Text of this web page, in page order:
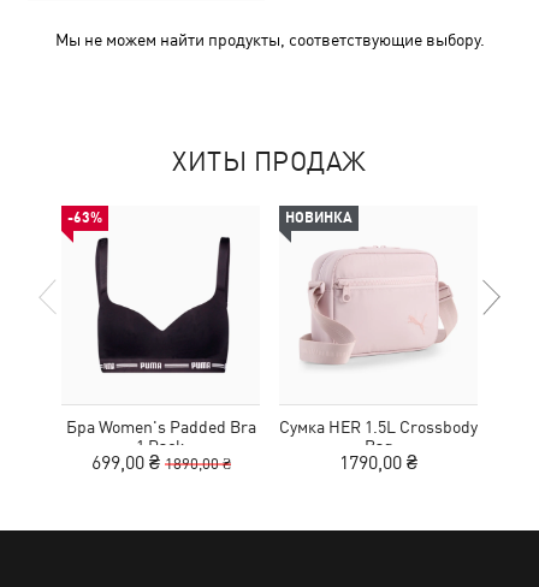
Мы не можем найти продукты, соответствующие выбору.
ХИТЫ ПРОДАЖ
-63%
Бра Women's Padded Bra
1 Pack
699,00 ₴ 1890,00 ₴
НОВИНКА
Сумка HER 1.5L Crossbody
Bag
1790,00 ₴